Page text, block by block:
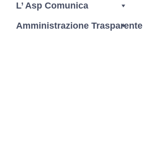
L’ Asp Comunica
Amministrazione Trasparente